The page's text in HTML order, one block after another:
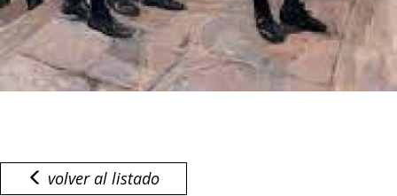
volver al listado